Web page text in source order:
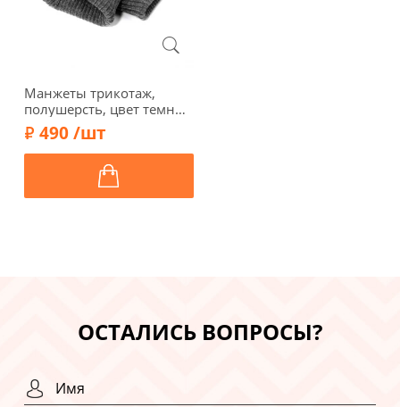
Манжеты трикотаж,
полушерсть, цвет темно-
серый меланж, 124-032
490 /шт
ОСТАЛИСЬ ВОПРОСЫ?